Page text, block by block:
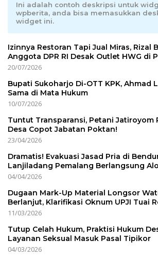
Ini adalah contoh deskripsi untuk
wpberita, anda bisa memasukkan
widget ini.
Izinnya Restoran Tapi Jual Miras, Rizal
Anggota DPR RI Desak Outlet HWG di
20/07/2026
Bupati Sukoharjo Di-OTT KPK, Ahmad
Sama di Mata Hukum
10/07/2026
Tuntut Transparansi, Petani Jatiroyom
Desa Copot Jabatan Poktan!
23/04/2026
Dramatis! Evakuasi Jasad Pria di
Lanjiladang Pemalang Berlangsung
04/04/2026
Dugaan Mark-Up Material Longsor
Berlanjut, Klarifikasi Oknum UPJI Tuai
11/03/2026
Tutup Celah Hukum, Praktisi Hukum
Layanan Seksual Masuk Pasal Tipikor
04/03/2026